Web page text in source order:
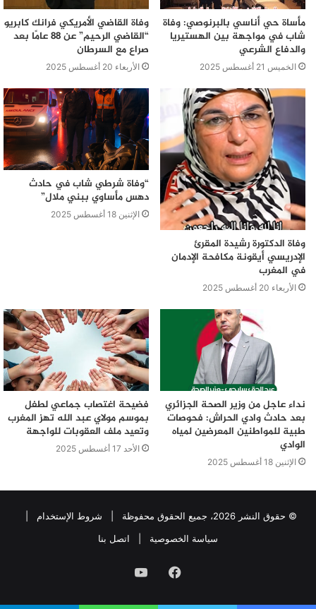
مأساة حي أناسي بالبرنوصي: وفاة
شاب في مواجهة بين الهستيريا
والدفاع الشرعي
الخميس 21 أغسطس 2025
وفاة القاضي الأمريكي فرانك كابريو
“القاضي الرحيم” عن 88 عامًا بعد
صراع مع السرطان
الأربعاء 20 أغسطس 2025
وفاة الدكتورة رشيدة المقرئ
الإدريسي أيقونة مكافحة الإدمان
في المغرب
الأربعاء 20 أغسطس 2025
“وفاة شرطي شاب في حادث
دهس مأساوي ببني ملال”
الإثنين 18 أغسطس 2025
نداء عاجل من وزير الصحة الجزائري
بعد حادث وادي الحراش: فحوصات
طبية للمواطنين المعرضين لمياه
الوادي
الإثنين 18 أغسطس 2025
فضيحة اغتصاب جماعي لطفل
بموسم مولاي عبد الله تهز المغرب
وتعيد ملف العقوبات للواجهة
الأحد 17 أغسطس 2025
© حقوق النشر 2026، جميع الحقوق محفوظة | شروط الإستخدام
سياسة الخصوصية
اتصل بنا
فيسبوكيوتيوب